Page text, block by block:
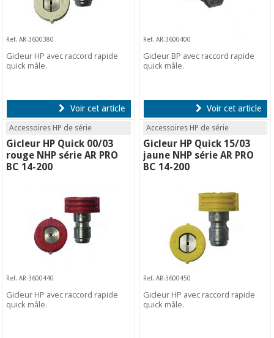
Ref. AR-3600380
Gicleur HP avec raccord rapide
quick mâle.
Voir cet article
Ref. AR-3600400
Gicleur BP avec raccord rapide
quick mâle.
Voir cet article
Accessoires HP de série
Gicleur HP Quick 00/03
rouge NHP série AR PRO
BC 14-200
Ref. AR-3600440
Gicleur HP avec raccord rapide
quick mâle.
Accessoires HP de série
Gicleur HP Quick 15/03
jaune NHP série AR PRO
BC 14-200
Ref. AR-3600450
Gicleur HP avec raccord rapide
quick mâle.